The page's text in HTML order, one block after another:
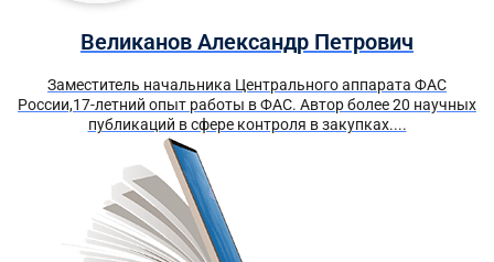
Великанов Александр Петрович
Заместитель начальника Центрального аппарата ФАС
России,17-летний опыт работы в ФАС. Автор более 20 научных
публикаций в сфере контроля в закупках....